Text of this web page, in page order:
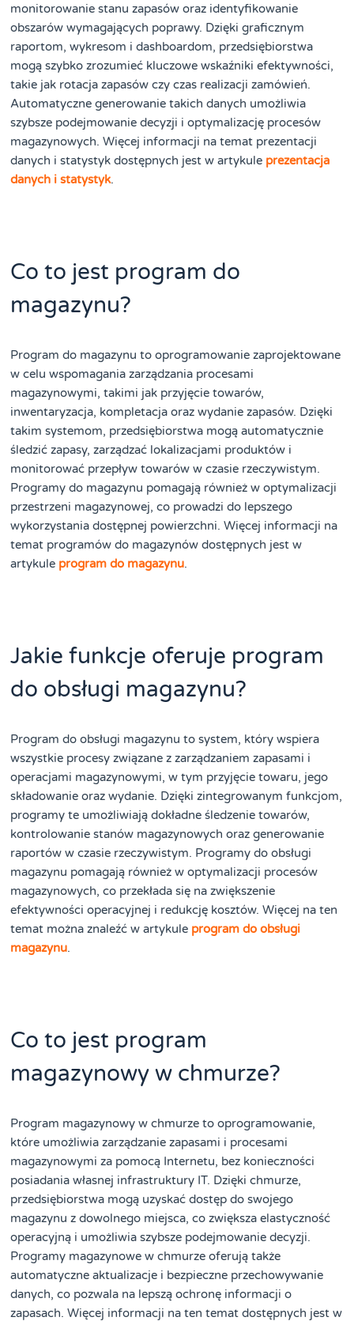
monitorowanie stanu zapasów oraz identyfikowanie
obszarów wymagających poprawy. Dzięki graficznym
raportom, wykresom i dashboardom, przedsiębiorstwa
mogą szybko zrozumieć kluczowe wskaźniki efektywności,
takie jak rotacja zapasów czy czas realizacji zamówień.
Automatyczne generowanie takich danych umożliwia
szybsze podejmowanie decyzji i optymalizację procesów
magazynowych. Więcej informacji na temat prezentacji
danych i statystyk dostępnych jest w artykule prezentacja
danych i statystyk.
Co to jest program do
magazynu?
Program do magazynu to oprogramowanie zaprojektowane
w celu wspomagania zarządzania procesami
magazynowymi, takimi jak przyjęcie towarów,
inwentaryzacja, kompletacja oraz wydanie zapasów. Dzięki
takim systemom, przedsiębiorstwa mogą automatycznie
śledzić zapasy, zarządzać lokalizacjami produktów i
monitorować przepływ towarów w czasie rzeczywistym.
Programy do magazynu pomagają również w optymalizacji
przestrzeni magazynowej, co prowadzi do lepszego
wykorzystania dostępnej powierzchni. Więcej informacji na
temat programów do magazynów dostępnych jest w
artykule program do magazynu.
Jakie funkcje oferuje program
do obsługi magazynu?
Program do obsługi magazynu to system, który wspiera
wszystkie procesy związane z zarządzaniem zapasami i
operacjami magazynowymi, w tym przyjęcie towaru, jego
składowanie oraz wydanie. Dzięki zintegrowanym funkcjom,
programy te umożliwiają dokładne śledzenie towarów,
kontrolowanie stanów magazynowych oraz generowanie
raportów w czasie rzeczywistym. Programy do obsługi
magazynu pomagają również w optymalizacji procesów
magazynowych, co przekłada się na zwiększenie
efektywności operacyjnej i redukcję kosztów. Więcej na ten
temat można znaleźć w artykule program do obsługi
magazynu.
Co to jest program
magazynowy w chmurze?
Program magazynowy w chmurze to oprogramowanie,
które umożliwia zarządzanie zapasami i procesami
magazynowymi za pomocą Internetu, bez konieczności
posiadania własnej infrastruktury IT. Dzięki chmurze,
przedsiębiorstwa mogą uzyskać dostęp do swojego
magazynu z dowolnego miejsca, co zwiększa elastyczność
operacyjną i umożliwia szybsze podejmowanie decyzji.
Programy magazynowe w chmurze oferują także
automatyczne aktualizacje i bezpieczne przechowywanie
danych, co pozwala na lepszą ochronę informacji o
zapasach. Więcej informacji na ten temat dostępnych jest w